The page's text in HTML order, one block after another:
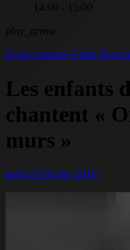
14:00 - 15:00
play_arrow
Ecole primaire Emile
Les enfants
chantent «
murs »
today23 février 2018